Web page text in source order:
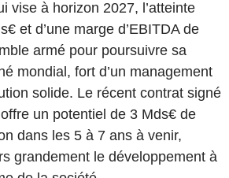
vise à horizon 2027, l’atteinte
et d’une marge d’EBITDA de
armé pour poursuivre sa
mondial, fort d’un management
solide. Le récent contrat signé
un potentiel de 3 Mds€ de
dans les 5 à 7 ans à venir,
grandement le développement à